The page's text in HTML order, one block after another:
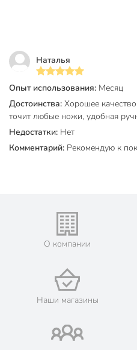
Модель
Вес в упаковке
Габариты упаковки
Наталья
Опыт использования: Месяц
Достоинства: Хорошее
точит любые ножи, удобная
Недостатки: Нет
Комментарий: Рекомендую к
О компании
Наши магазины